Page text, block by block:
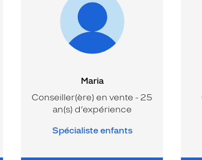
Maria
Conseiller(ère) en vente - 25
an(s) d’expérience
Spécialiste enfants